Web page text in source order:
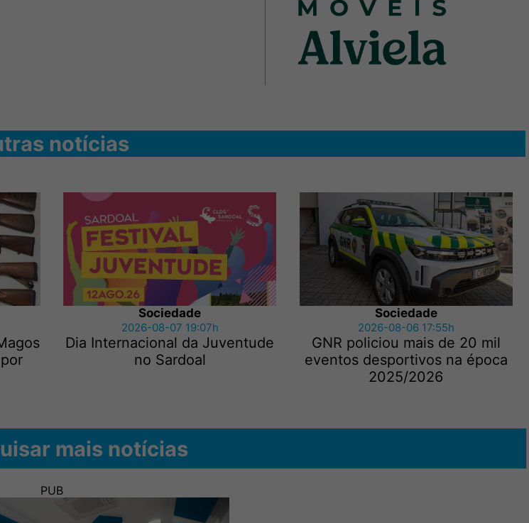
notícias
Sociedade
2026-08-07 19:07h
Dia Internacional da Juventude
no Sardoal
Sociedade
2026-08-06 17:55h
GNR policiou mais de 20 mil
eventos desportivos na época
2025/2026
mais notícias
PUB